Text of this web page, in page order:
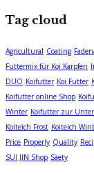
Tag cloud
Agricultural Coating
Futtermix für Koi Karpfen
DUO Koifutter Koi Futter
Koifutter online Shop
Winter Koifutter zur
Koiteich Frost Koiteich
Price Properly Quality
SUI JIN Shop Sàety